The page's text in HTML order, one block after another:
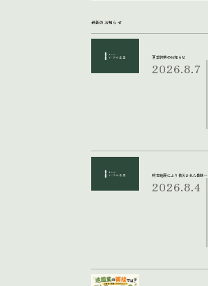
最新のお知らせ
夏季休業のお知らせ
2026.8.7
熊本地震により被災された皆様へ
2026.8.4